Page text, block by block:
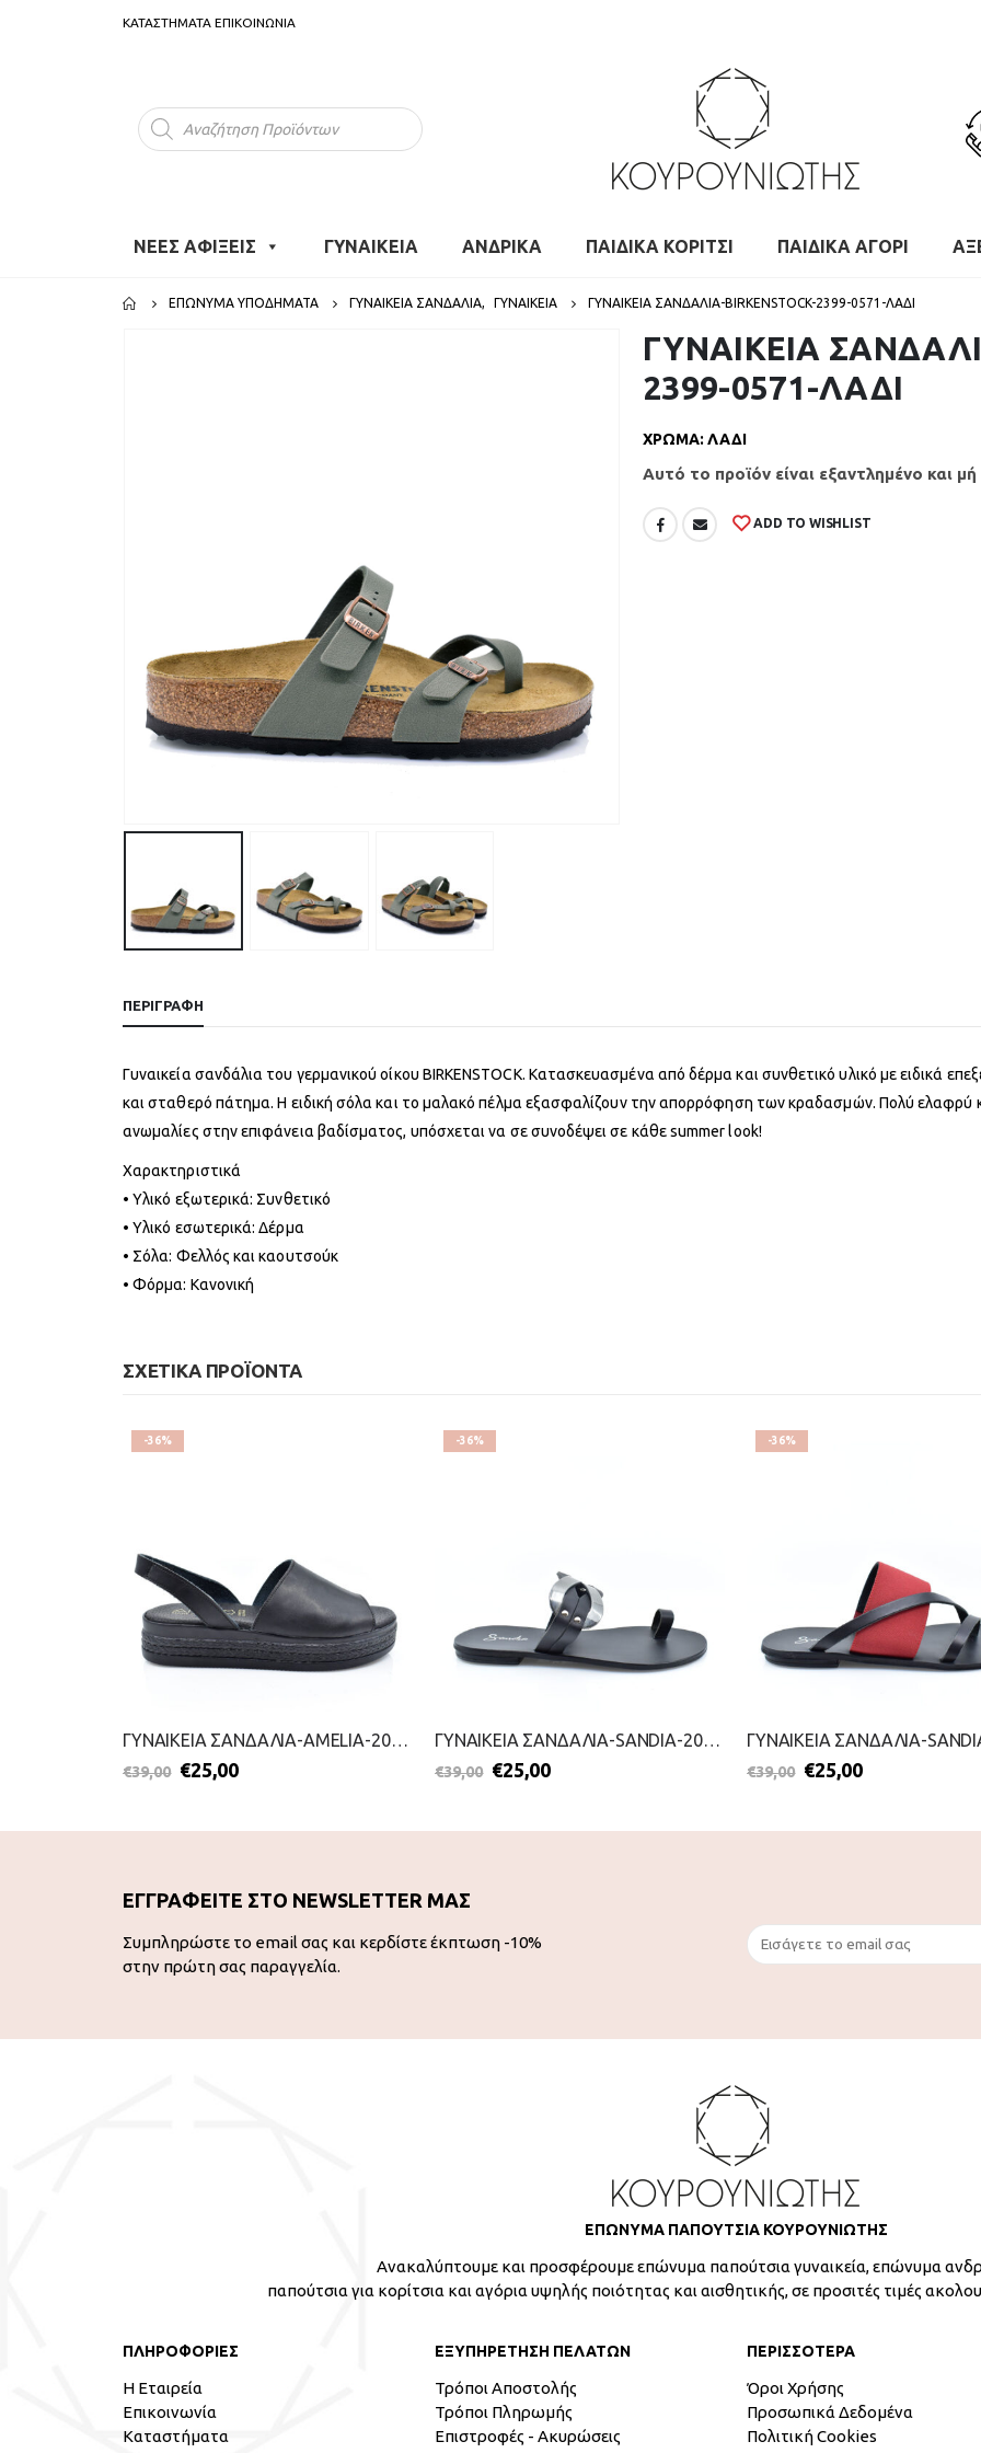
ΚΑΤΑΣΤΗΜΑΤΑ ΕΠΙΚΟΙΝΩΝΙΑ
Products
search
ΝΕΕΣ ΑΦΙΞΕΙΣ ΓΥΝΑΙΚΕΙΑ ΑΝΔΡΙΚΑ ΠΑΙΔΙΚΑ ΚΟΡΙΤΣΙ ΠΑΙΔΙΚΑ ΑΓΟΡΙ
ΕΠΏΝΥΜΑ ΥΠΟΔΉΜΑΤΑ ΓΥΝΑΙΚΕΊΑ ΣΑΝΔΆΛΙΑ, ΓΥΝΑΙΚΕΙΑ ΓΥΝΑΙΚΕΙΑ ΣΑΝΔΑΛΙΑ-BIRKENSTOCK-2399-0571-ΛΑΔΙ
ΓΥΝΑΙΚΕΙΑ
2399-0571-ΛΑΔΙ
ΧΡΩΜΑ: ΛΑΔΙ
Αυτό το προϊόν είναι εξαντλημένο και
ADD TO WISHLIST
ΠΕΡΙΓΡΑΦΉ
Γυναικεία σανδάλια του γερμανικού οίκου BIRKENSTOCK. Κατασκευασμένα από δέρμα και συνθετικό υλικό με ειδικά
και σταθερό πάτημα. H ειδική σόλα και το μαλακό πέλμα εξασφαλίζουν την απορρόφηση των κραδασμών. Πολύ ελαφρύ
ανωμαλίες στην επιφάνεια βαδίσματος, υπόσχεται να σε συνοδέψει σε κάθε summer look!
Χαρακτηριστικά
• Υλικό εξωτερικά: Συνθετικό
• Υλικό εσωτερικά: Δέρμα
• Σόλα: Φελλός και καουτσούκ
• Φόρμα: Κανονική
ΣΧΕΤΙΚΆ ΠΡΟΪΌΝΤΑ
-36%
ΓΥΝΑΙΚΕΙΑ ΣΑΝΔΑΛΙΑ-AMELIA-2099-0270-ΜΑΥΡΟ
€39,00 €25,00
-36%
ΓΥΝΑΙΚΕΙΑ ΣΑΝΔΑΛΙΑ-SANDIA-2099-0957-ΜΑΥΡΟ
€39,00 €25,00
-36%
€39,00 €25,00
ΕΓΓΡΑΦΕΙΤΕ ΣΤΟ NEWSLETTER ΜΑΣ
Συμπληρώστε το email σας και κερδίστε έκπτωση -10%
στην πρώτη σας παραγγελία.
ΕΠΩΝΥΜΑ ΠΑΠΟΥΤΣΙΑ ΚΟΥΡΟΥΝΙΩΤΗΣ
Ανακαλύπτουμε και προσφέρουμε επώνυμα παπούτσια γυναικεία, επώνυμα
παπούτσια για κορίτσια και αγόρια υψηλής ποιότητας και αισθητικής, σε προσιτές τιμές
ΠΛΗΡΟΦΟΡΙΕΣ
Η Εταιρεία
Επικοινωνία
Καταστήματα
ΕΞΥΠΗΡΕΤΗΣΗ ΠΕΛΑΤΩΝ
Τρόποι Αποστολής
Τρόποι Πληρωμής
Επιστροφές - Ακυρώσεις
ΠΕΡΙΣΣΟΤΕΡΑ
Όροι Χρήσης
Προσωπικά Δεδομένα
Πολιτική Cookies